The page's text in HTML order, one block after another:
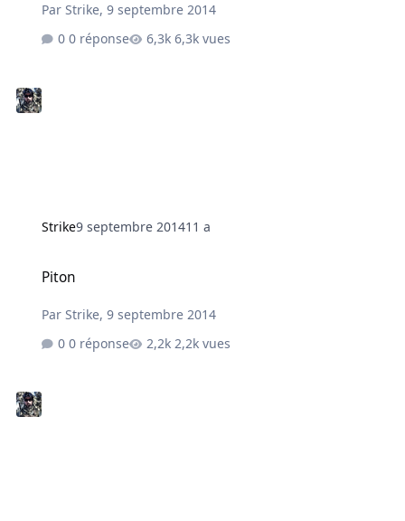
ParStrike,9 septembre 2014
0 réponse
6,3k vues
Strike9 septembre 201411 a
Piton
ParStrike,9 septembre 2014
0 réponse
2,2k vues